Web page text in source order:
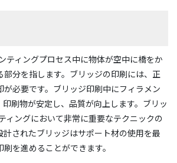
ティングプロセス中に物体が空中に橋をか
部分を指します。ブリッジの印刷には、正
必要です。ブリッジ印刷中にフィラメン
印刷物が安定し、品質が向上します。ブリッ
ィングにおいて非常に重要なテクニックの
計されたブリッジはサポート材の使用を最
を進めることができます。